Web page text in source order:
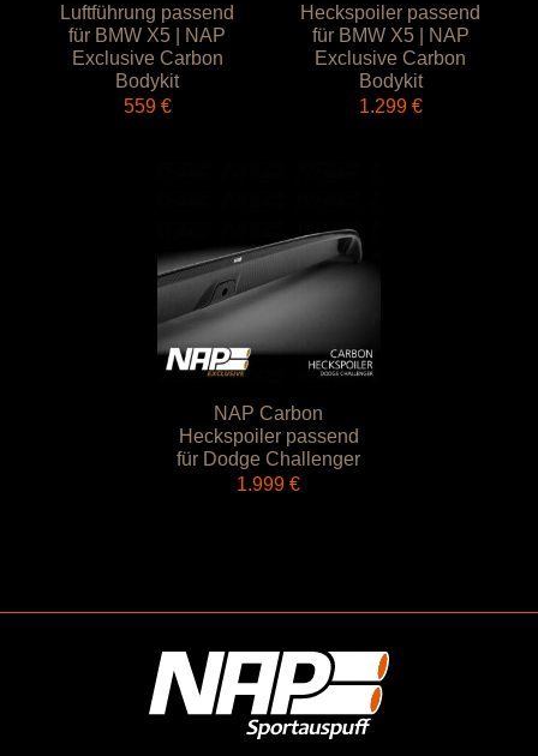
Luftführung passend
für BMW X5 | NAP
Exclusive Carbon
Bodykit
559 €
Heckspoiler passend
für BMW X5 | NAP
Exclusive Carbon
Bodykit
1.299 €
NAP Carbon
Heckspoiler passend
für Dodge Challenger
1.999€